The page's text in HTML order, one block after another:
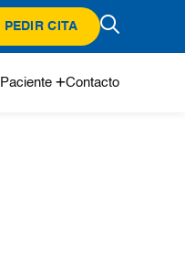
PEDIR CITA
Paciente Contacto